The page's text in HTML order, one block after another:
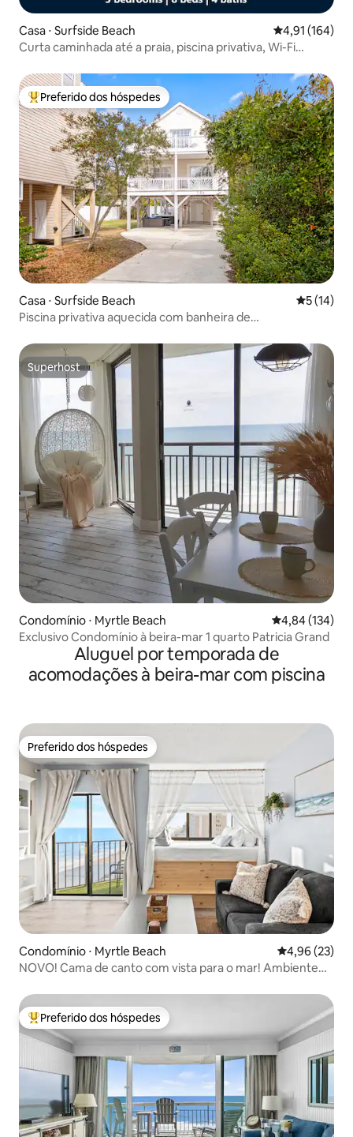
Casa ⋅ Surfside Beach 4,91 de uma
4,91 (164)
Curta caminhada até a praia, piscina privativa, Wi-Fi
Entre os melhores preferidos dos hóspedes
Preferido dos hóspedes
Casa ⋅ Surfside Beach 5 de uma
5 (14)
Piscina privativa aquecida com banheira de
Superhost
Superhost
Condomínio ⋅ Myrtle Beach 4,84 de uma
4,84 (134)
Exclusivo Condomínio à beira-mar 1 quarto Patricia Grand
Aluguel por temporada de
acomodações à beira-mar com piscina
Preferido dos hóspedes
Preferido dos hóspedes
Condomínio ⋅ Myrtle Beach 4,96 de uma
4,96 (23)
NOVO! Cama de canto com vista para o mar! Ambiente
Entre os melhores preferidos dos hóspedes
Preferido dos hóspedes